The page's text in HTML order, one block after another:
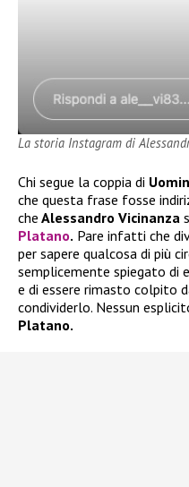
La storia Instagram di
Chi segue la coppia di
che questa frase fosse
che Alessandro Vicinanza
Platano. Pare infatti che
per sapere qualcosa di più
semplicemente spiegato di
e di essere rimasto colpito
condividerlo. Nessun
Platano.